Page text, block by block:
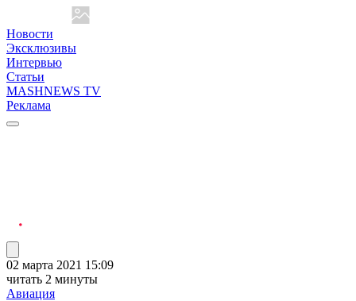
Новости
Эксклюзивы
Интервью
Статьи
MASHNEWS TV
Реклама
02 марта 2021 15:09
читать 2 минуты
Авиация